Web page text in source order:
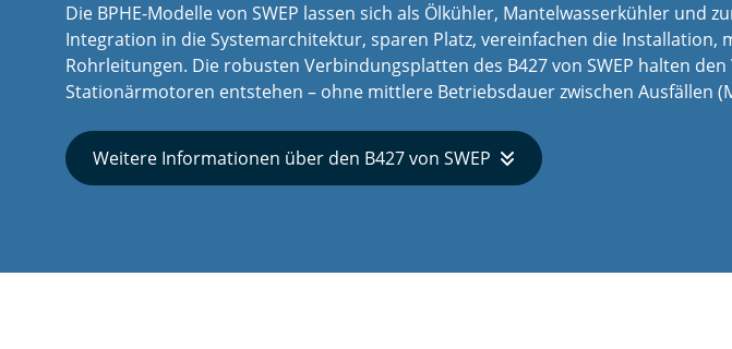
Die BPHE-Modelle von SWEP lassen sich als Ölkühler, Mantelwasserkühler
Integration in die Systemarchitektur, sparen Platz, vereinfachen die
Rohrleitungen. Die robusten Verbindungsplatten des B427 von SWEP halten
Stationärmotoren entstehen – ohne mittlere Betriebsdauer zwischen Ausfällen
Weitere Informationen über den B427 von SWEP